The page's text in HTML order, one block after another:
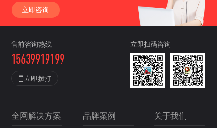
立即咨询
售前咨询热线
15639919199
 立即拨打
立即扫码咨询
全网解决方案 品牌案例 关于我们